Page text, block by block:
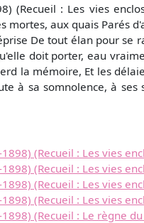
(Recueil : Les vies
mortes, aux quais Parés
De tout élan pour se
doit porter, eau
la mémoire, Et les
à sa somnolence, à
1898) (Recueil : Les vies
(Recueil : Les vies
(Recueil : Les vies
(Recueil : Les vies
1898) (Recueil : Le règne